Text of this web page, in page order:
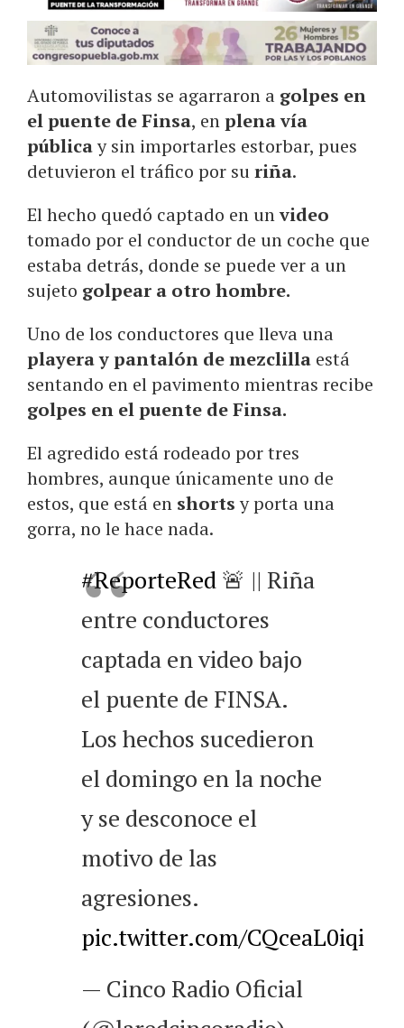
Automovilistas se agarraron a golpes en
el puente de Finsa, enplena vía
públicay sin importarles estorbar, pues
detuvieron el tráfico por suriña.
El hecho quedó captado en unvideo
tomado por el conductor de un coche que
estaba detrás, donde se puede ver a un
sujeto golpear a otro hombre.
Uno de los conductores que lleva una
playera y pantalón de mezclilla está
sentando en el pavimento mientras recibe
golpes en el puente de Finsa.
El agredido está rodeado por tres
hombres, aunque únicamente uno de
estos, que está en shortsy porta una
gorra, no le hace nada.
#ReporteRed 🚨 || Riña
entre conductores
captada en video bajo
el puente de FINSA.
Los hechos sucedieron
el domingo en la noche
y se desconoce el
motivo de las
agresiones.
pic.twitter.com/CQceaL0iqi
— Cinco Radio Oficial